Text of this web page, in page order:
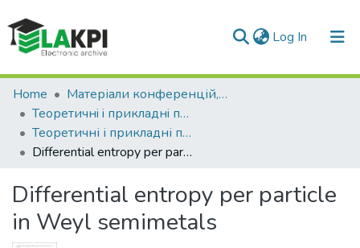
Log In (current)
Communities & Collections
All of DSpace
Statistics
Home
Матеріали конференцій, семінарів і т.п.
Теоретичнi i прикладнi проблеми фiзики, математики та інформатики
Теоретичні і прикладні проблеми фізики, математики та інформатики (17 ; 2019 ; Київ)
Differential entropy per particle in Weyl semimetals
Differential entropy per particle
in Weyl semimetals